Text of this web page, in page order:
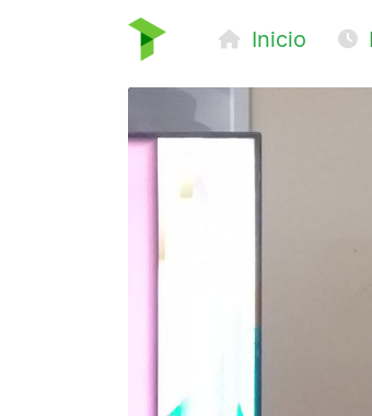
Inicio